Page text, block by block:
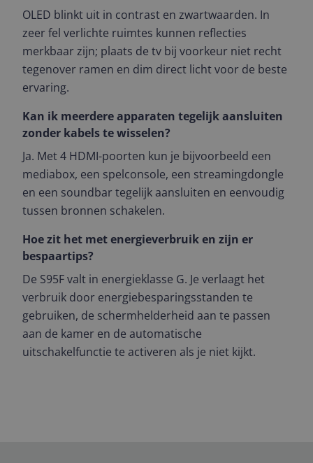
OLED blinkt uit in contrast en zwartwaarden. In
zeer fel verlichte ruimtes kunnen reflecties
merkbaar zijn; plaats de tv bij voorkeur niet recht
tegenover ramen en dim direct licht voor de beste
ervaring.
Kan ik meerdere apparaten tegelijk aansluiten
zonder kabels te wisselen?
Ja. Met 4 HDMI-poorten kun je bijvoorbeeld een
mediabox, een spelconsole, een streamingdongle
en een soundbar tegelijk aansluiten en eenvoudig
tussen bronnen schakelen.
Hoe zit het met energieverbruik en zijn er
bespaartips?
De S95F valt in energieklasse G. Je verlaagt het
verbruik door energiebesparingsstanden te
gebruiken, de schermhelderheid aan te passen
aan de kamer en de automatische
uitschakelfunctie te activeren als je niet kijkt.